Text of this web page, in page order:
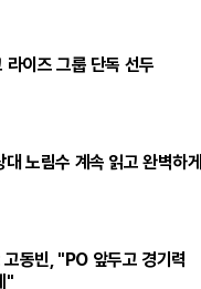
이즈 그룹 단독 선두
노림수 계속 읽고 완벽하게
동빈, "PO 앞두고 경기력
"